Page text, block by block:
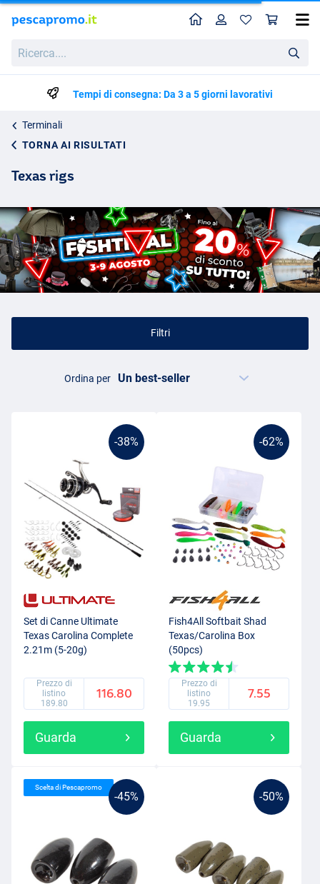
HomeProfilo
Tempi di consegna: Da 3 a 5 giorni lavorativi
Terminali
TORNA AI RISULTATI
Texas rigs
Filtri
Ordina per
-38%
Set di Canne Ultimate
Texas Carolina Complete
2.21m (5-20g)
Prezzo di
listino
189.80
116.80
Guarda
-62%
Fish4All Softbait Shad
Texas/Carolina Box
(50pcs)
Prezzo di
listino
19.95
7.55
Guarda
-45%
Scelta di Pescapromo
-50%